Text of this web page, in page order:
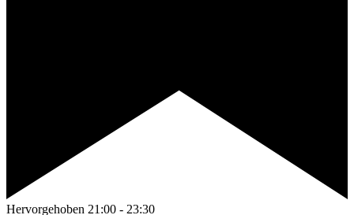
Hervorgehoben 21:00 - 23:30